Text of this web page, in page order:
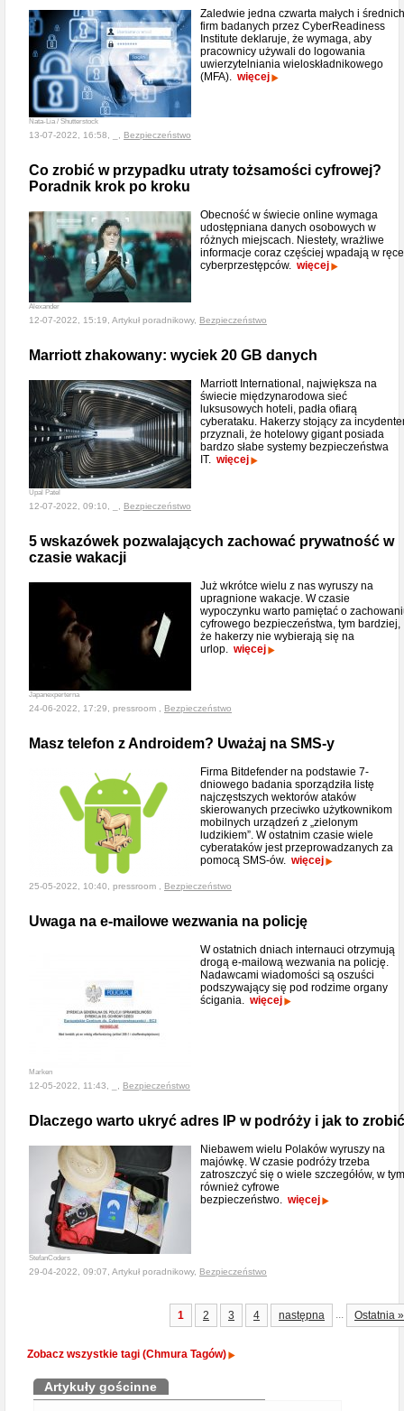
Nata-Lia / Shutterstock
Zaledwie jedna czwarta małych i średnich
firm badanych przez Cyber​​Readiness
Institute deklaruje, że wymaga, aby
pracownicy używali do logowania
uwierzytelniania wieloskładnikowego
(MFA). więcej
13-07-2022, 16:58, _, Bezpieczeństwo
Co zrobić w przypadku utraty tożsamości cyfrowej?
Poradnik krok po kroku
Alexander
Obecność w świecie online wymaga
udostępniana danych osobowych w
różnych miejscach. Niestety, wrażliwe
informacje coraz częściej wpadają w ręce
cyberprzestępców. więcej
12-07-2022, 15:19, Artykuł poradnikowy, Bezpieczeństwo
Marriott zhakowany: wyciek 20 GB danych
Upal Patel
Marriott International, największa na
świecie międzynarodowa sieć
luksusowych hoteli, padła ofiarą
cyberataku. Hakerzy stojący za
przyznali, że hotelowy gigant posiada
bardzo słabe systemy bezpieczeństwa
IT. więcej
12-07-2022, 09:10, _, Bezpieczeństwo
5 wskazówek pozwalających zachować prywatność w
czasie wakacji
Japanexperterna
Już wkrótce wielu z nas wyruszy na
upragnione wakacje. W czasie
wypoczynku warto pamiętać o
cyfrowego bezpieczeństwa, tym bardziej,
że hakerzy nie wybierają się na
urlop. więcej
24-06-2022, 17:29, pressroom , Bezpieczeństwo
Masz telefon z Androidem? Uważaj na SMS-y
Firma Bitdefender na podstawie 7-
dniowego badania sporządziła listę
najczęstszych wektorów ataków
skierowanych przeciwko użytkownikom
mobilnych urządzeń z „zielonym
ludzikiem”. W ostatnim czasie wiele
cyberataków jest przeprowadzanych za
pomocą SMS-ów. więcej
25-05-2022, 10:40, pressroom , Bezpieczeństwo
Uwaga na e-mailowe wezwania na policję
Marken
W ostatnich dniach internauci otrzymują
drogą e-mailową wezwania na policję.
Nadawcami wiadomości są oszuści
podszywający się pod rodzime organy
ścigania. więcej
12-05-2022, 11:43, _, Bezpieczeństwo
Dlaczego warto ukryć adres IP w podróży i jak to zrobić
StefanCoders
Niebawem wielu Polaków wyruszy na
majówkę. W czasie podróży trzeba
zatroszczyć się o wiele szczegółów, w tym
również cyfrowe
bezpieczeństwo. więcej
29-04-2022, 09:07, Artykuł poradnikowy, Bezpieczeństwo
1 2 3 4 następna ... Ostatnia »
Zobacz wszystkie tagi (Chmura Tagów)
Artykuły gościnne